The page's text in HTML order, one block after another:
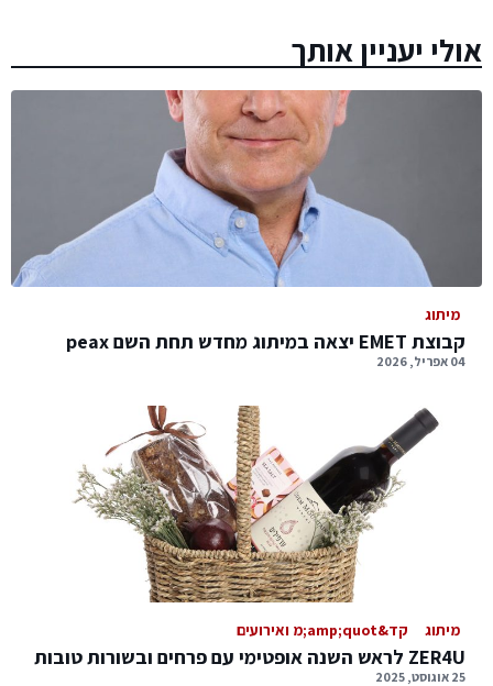
אולי יעניין אותך
מיתוג
קבוצת EMET יצאה במיתוג מחדש תחת השם peax
04 אפריל, 2026
מיתוג קד&amp;quot;מ ואירועים
ZER4U לראש השנה אופטימי עם פרחים ובשורות טובות
25 אוגוסט, 2025